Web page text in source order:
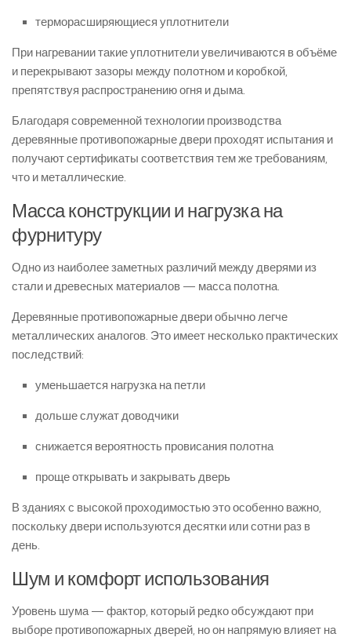
терморасширяющиеся уплотнители
При нагревании такие уплотнители увеличиваются в объёме
и перекрывают зазоры между полотном и коробкой,
препятствуя распространению огня и дыма.
Благодаря современной технологии производства
деревянные противопожарные двери проходят испытания и
получают сертификаты соответствия тем же требованиям,
что и металлические.
Масса конструкции и нагрузка на
фурнитуру
Одно из наиболее заметных различий между дверями из
стали и древесных материалов — масса полотна.
Деревянные противопожарные двери обычно легче
металлических аналогов. Это имеет несколько практических
последствий:
уменьшается нагрузка на петли
дольше служат доводчики
снижается вероятность провисания полотна
проще открывать и закрывать дверь
В зданиях с высокой проходимостью это особенно важно,
поскольку двери используются десятки или сотни раз в
день.
Шум и комфорт использования
Уровень шума — фактор, который редко обсуждают при
выборе противопожарных дверей, но он напрямую влияет на